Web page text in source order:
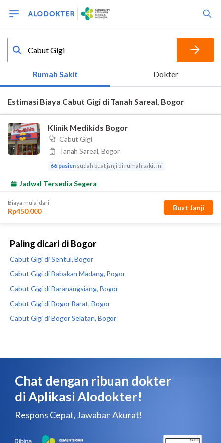
Paling dicari di Bogor
Cabut Gigi di Sentul, Bogor
Cabut Gigi di Babakan Madang, Bogor
Cabut Gigi di Baranangsiang, Bogor
Cabut Gigi di Bogor Barat, Bogor
Cabut Gigi di Bogor Selatan, Bogor